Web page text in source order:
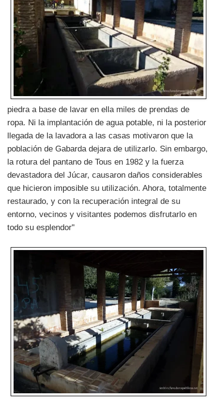
piedra a base de lavar en ella miles de prendas de
ropa. Ni la implantación de agua potable, ni la posterior
llegada de la lavadora a las casas motivaron que la
población de Gabarda dejara de utilizarlo. Sin embargo,
la rotura del pantano de Tous en 1982 y la fuerza
devastadora del Júcar, causaron daños considerables
que hicieron imposible su utilización. Ahora, totalmente
restaurado, y con la recuperación integral de su
entorno, vecinos y visitantes podemos disfrutarlo en
todo su esplendor"